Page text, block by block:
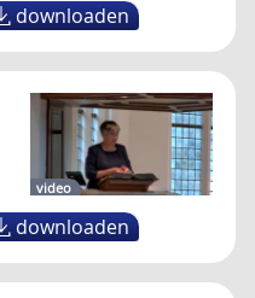
downloaden
video
downloaden